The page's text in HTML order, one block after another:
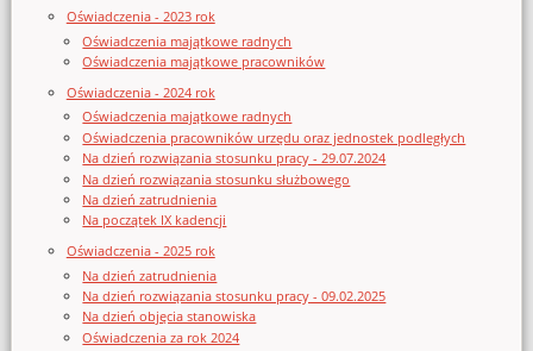
Oświadczenia - 2023 rok
Oświadczenia majątkowe radnych
Oświadczenia majątkowe pracowników
Oświadczenia - 2024 rok
Oświadczenia majątkowe radnych
Oświadczenia pracowników urzędu oraz jednostek podległych
Na dzień rozwiązania stosunku pracy - 29.07.2024
Na dzień rozwiązania stosunku służbowego
Na dzień zatrudnienia
Na początek IX kadencji
Oświadczenia - 2025 rok
Na dzień zatrudnienia
Na dzień rozwiązania stosunku pracy - 09.02.2025
Na dzień objęcia stanowiska
Oświadczenia za rok 2024